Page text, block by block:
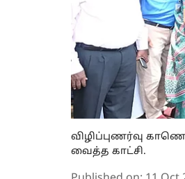
விழிப்புணர்வு
வைத்த காட்சி.